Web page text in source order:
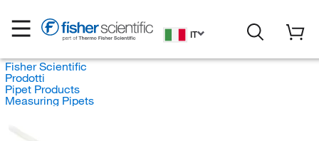
IT
Fisher Scientific
Prodotti
Pipet Products
Measuring Pipets